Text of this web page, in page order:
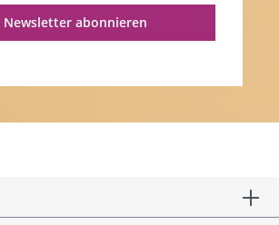
Newsletter abonnieren